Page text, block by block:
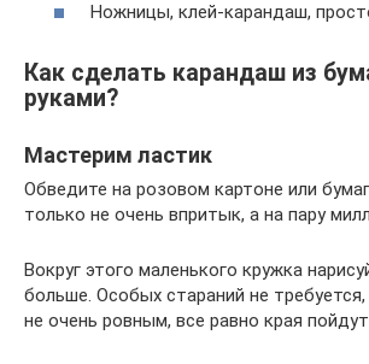
Ножницы, клей-карандаш,
Как сделать карандаш из
руками?
Мастерим ластик
Обведите на розовом картоне или
только не очень впритык, а на пару
Вокруг этого маленького кружка
больше. Особых стараний не
не очень ровным, все равно края пойдут